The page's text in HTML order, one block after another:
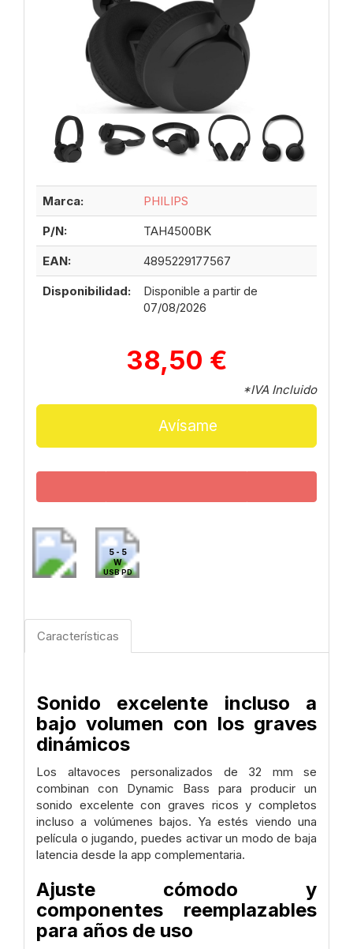
Marca:
PHILIPS
P/N:
TAH4500BK
EAN:
4895229177567
Disponibilidad:
Disponible a partir de
07/08/2026
38,50 €
*IVA Incluido
Avísame
5 - 5
W
USB PD
Características
Sonido excelente incluso a
bajo volumen con los graves
dinámicos
Los altavoces personalizados de 32 mm se
combinan con Dynamic Bass para producir un
sonido excelente con graves ricos y completos
incluso a volúmenes bajos. Ya estés viendo una
película o jugando, puedes activar un modo de baja
latencia desde la app complementaria.
Ajuste cómodo y
componentes reemplazables
para años de uso